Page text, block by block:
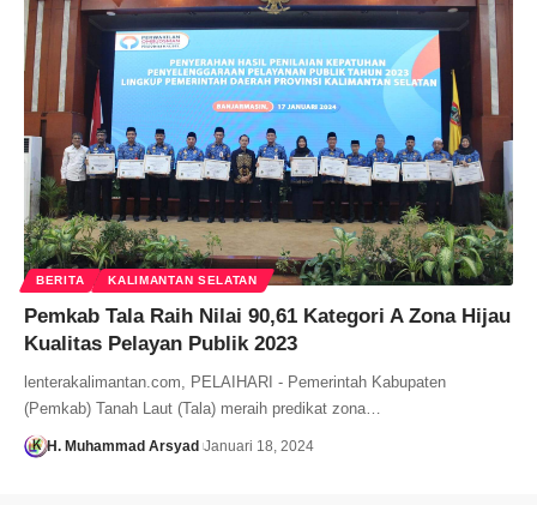
BERITA KALIMANTAN SELATAN
Pemkab Tala Raih Nilai 90,61 Kategori A Zona Hijau
Kualitas Pelayan Publik 2023
lenterakalimantan.com, PELAIHARI - Pemerintah Kabupaten
(Pemkab) Tanah Laut (Tala) meraih predikat zona…
H. Muhammad Arsyad Januari 18, 2024